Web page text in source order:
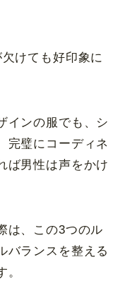
けても好印象に
インの服でも、シ
完璧にコーディネ
ば男性は声をかけ
は、この3つのル
バランスを整える